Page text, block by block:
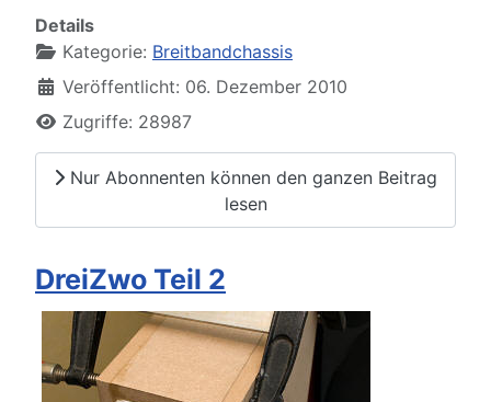
Details
Kategorie: Breitbandchassis
Veröffentlicht: 06. Dezember 2010
Zugriffe: 28987
Nur Abonnenten können den ganzen Beitrag
lesen
DreiZwo Teil 2